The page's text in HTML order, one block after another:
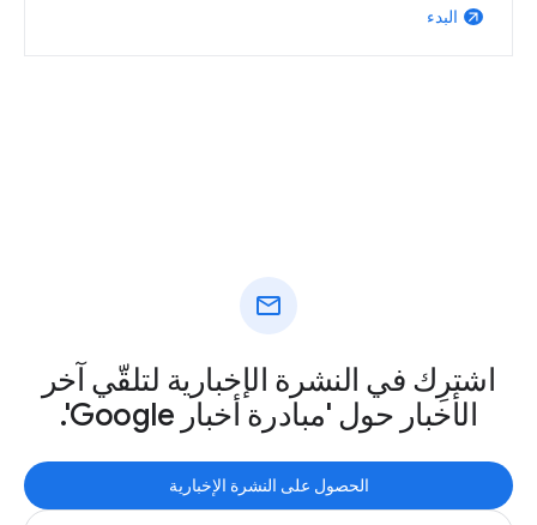
arrow_outward البدء
mail
اشترِك في النشرة الإخبارية لتلقّي آخر
الأخبار حول 'مبادرة أخبار Google'.
الحصول على النشرة الإخبارية